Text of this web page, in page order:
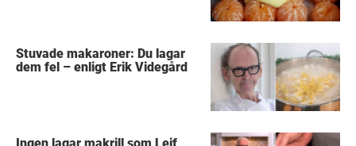
Stuvade makaroner: Du lagar
dem fel – enligt Erik Videgård